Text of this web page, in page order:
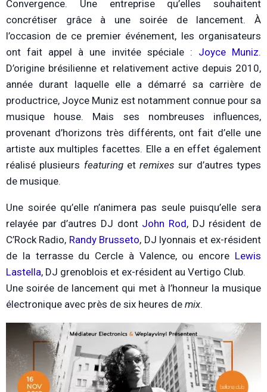
Convergence. Une entreprise qu’elles souhaitent
concrétiser grâce à une soirée de lancement. À
l’occasion de ce premier événement, les organisateurs
ont fait appel à une invitée spéciale : Joyce Muniz.
D’origine brésilienne et relativement active depuis 2010,
année durant laquelle elle a démarré sa carrière de
productrice, Joyce Muniz est notamment connue pour sa
musique house. Mais ses nombreuses influences,
provenant d’horizons très différents, ont fait d’elle une
artiste aux multiples facettes. Elle a en effet également
réalisé plusieurs featuringetremixes sur d’autres types
de musique.
Une soirée qu’elle n’animera pas seule puisqu’elle sera
relayée par d’autres DJ dont John Rod, DJ résident de
C’Rock Radio, Randy Brusseto, DJ lyonnais et ex-résident
de la terrasse du Cercle à Valence, ou encore Lewis
Lastella, DJ grenoblois et ex-résident au Vertigo Club.
Une soirée de lancement qui met à l’honneur la musique
électronique avec près de six heures de mix.